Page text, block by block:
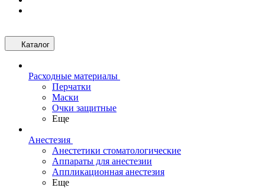
Каталог
Расходные материалы
Перчатки
Маски
Очки защитные
Еще
Анестезия
Анестетики стоматологические
Аппараты для анестезии
Аппликационная анестезия
Еще